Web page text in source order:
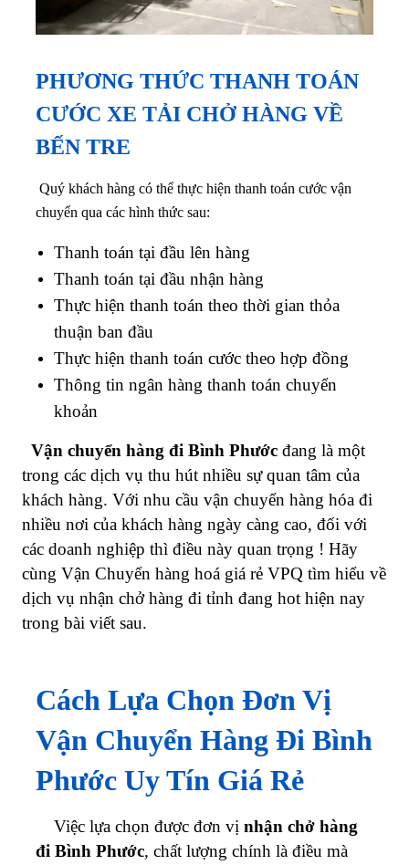
PHƯƠNG THỨC THANH TOÁN
CƯỚC XE TẢI CHỞ HÀNG VỀ
BẾN TRE
Quý khách hàng có thể thực hiện thanh toán cước vận
chuyển qua các hình thức sau:
Thanh toán tại đầu lên hàng
Thanh toán tại đầu nhận hàng
Thực hiện thanh toán theo thời gian thỏa
thuận ban đầu
Thực hiện thanh toán cước theo hợp đồng
Thông tin ngân hàng thanh toán chuyển
khoản
Vận chuyển hàng đi Bình Phước đang là một
trong các dịch vụ thu hút nhiều sự quan tâm của
khách hàng. Với nhu cầu vận chuyển hàng hóa đi
nhiều nơi của khách hàng ngày càng cao, đối với
các doanh nghiệp thì điều này quan trọng ! Hãy
cùng Vận Chuyển hàng hoá giá rẻ VPQ tìm hiểu về
dịch vụ nhận chở hàng đi tỉnh đang hot hiện nay
trong bài viết sau.
Cách Lựa Chọn Đơn Vị
Vận Chuyển Hàng Đi Bình
Phước Uy Tín Giá Rẻ
Việc lựa chọn được đơn vị nhận chở hàng
đi Bình Phước, chất lượng chính là điều mà